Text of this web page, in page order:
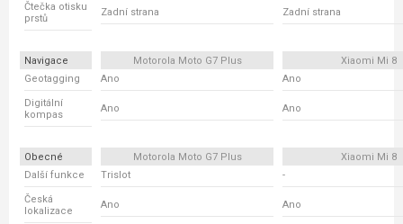
Čtečka otisku
prstů
Zadní strana Zadní strana
Navigace Motorola Moto G7 Plus
Xiaomi Mi 8
Geotagging
Ano Ano
Digitální
kompas
Ano Ano
Obecné Motorola Moto G7 Plus
Xiaomi Mi 8
Další funkce
Trislot -
Česká
lokalizace
Ano Ano